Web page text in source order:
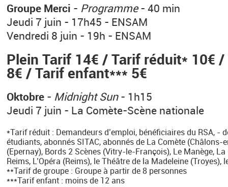
Groupe Merci - Programme- 40 min
Jeudi 7 juin - 17h45 - ENSAM
Vendredi 8 juin - 19h - ENSAM
Plein Tarif 14€ / Tarif réduit* 10€
8€ / Tarif enfant*** 5€
Oktobre - Midnight Sun- 1h15
Jeudi 7 juin - La Comète-Scène nationale
*Tarif réduit : Demandeurs d’emploi, bénéficiaires du RSA, -
étudiants, abonnés SITAC, abonnés de La Comète
(Epernay), Bords 2 Scènes (Vitry-le-François), Le Manège,
Reims, L’Opéra (Reims), le Théâtre de la Madeleine (Troyes),
**Tarif de groupe : Groupe à partir de 8 personnes
***Tarif enfant : moins de 12 ans